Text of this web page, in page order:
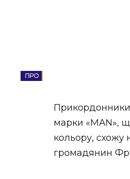
ВІДЕОЗАКАРПАТСЬКІ
Прикордонники
марки «МАN»,
кольору, схожу
громадянин